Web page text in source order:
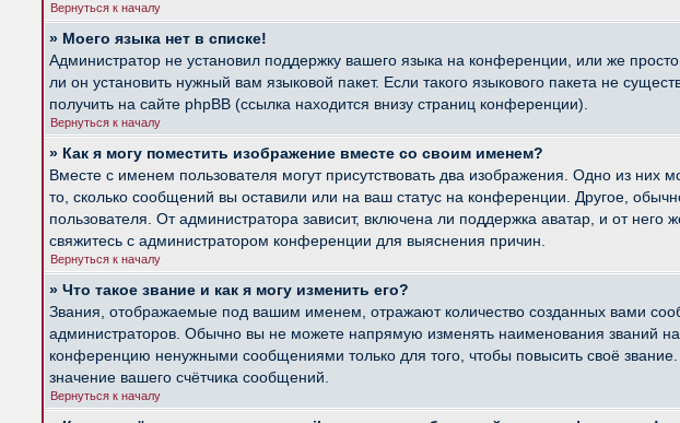
Вернуться к началу
» Моего языка нет в списке!
Администратор не установил поддержку вашего языка на конференции, или же
ли он установить нужный вам языковой пакет. Если такого языкового пакета не
получить на сайте phpBB (ссылка находится внизу страниц конференции).
Вернуться к началу
» Как я могу поместить изображение вместе со своим именем?
Вместе с именем пользователя могут присутствовать два изображения. Одно из них
то, сколько сообщений вы оставили или на ваш статус на конференции. Другое,
пользователя. От администратора зависит, включена ли поддержка аватар, и от
свяжитесь с администратором конференции для выяснения причин.
Вернуться к началу
» Что такое звание и как я могу изменить его?
Звания, отображаемые под вашим именем, отражают количество созданных вами
администраторов. Обычно вы не можете напрямую изменять наименования званий
конференцию ненужными сообщениями только для того, чтобы повысить своё
значение вашего счётчика сообщений.
Вернуться к началу